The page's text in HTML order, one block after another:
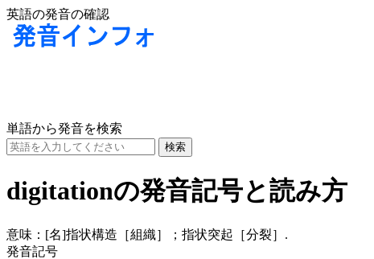
英語の発音の確認
単語から発音を検索
digitationの発音記号と読み方
意味： [名]指状構造［組織］；指状突起［分裂］.
発音記号